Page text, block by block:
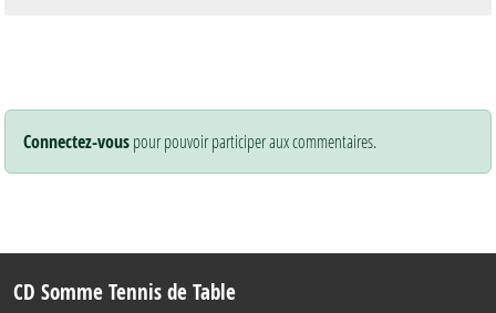
Connectez-vouspour pouvoir participer aux commentaires.
CD Somme Tennis de Table